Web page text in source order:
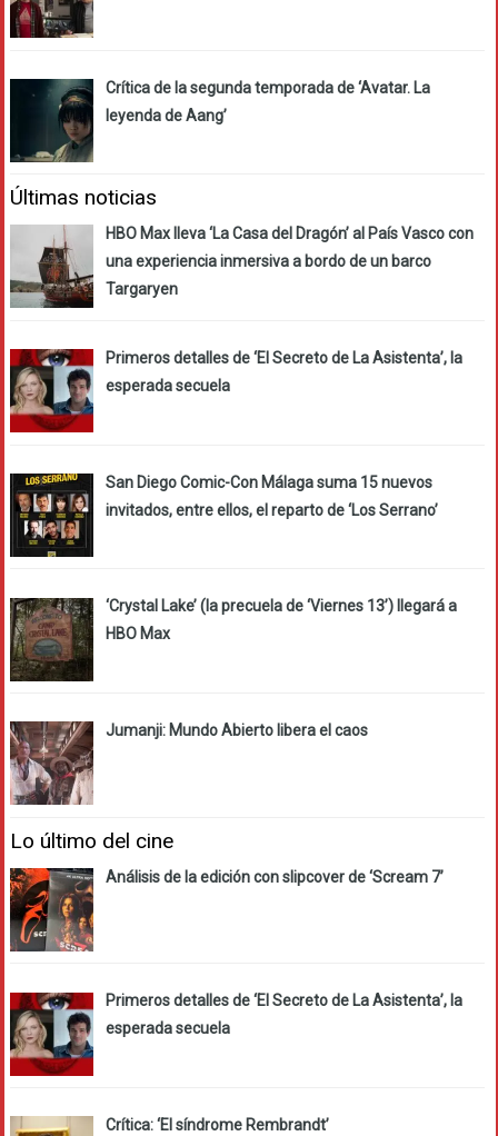
Crítica de la segunda temporada de ‘Avatar. La
leyenda de Aang’
Últimas noticias
HBO Max lleva ‘La Casa del Dragón’ al País Vasco con
una experiencia inmersiva a bordo de un barco
Targaryen
Primeros detalles de ‘El Secreto de La Asistenta’, la
esperada secuela
San Diego Comic-Con Málaga suma 15 nuevos
invitados, entre ellos, el reparto de ‘Los Serrano’
‘Crystal Lake’ (la precuela de ‘Viernes 13’) llegará a
HBO Max
Jumanji: Mundo Abierto libera el caos
Lo último del cine
Análisis de la edición con slipcover de ‘Scream 7’
Primeros detalles de ‘El Secreto de La Asistenta’, la
esperada secuela
Crítica: ‘El síndrome Rembrandt’